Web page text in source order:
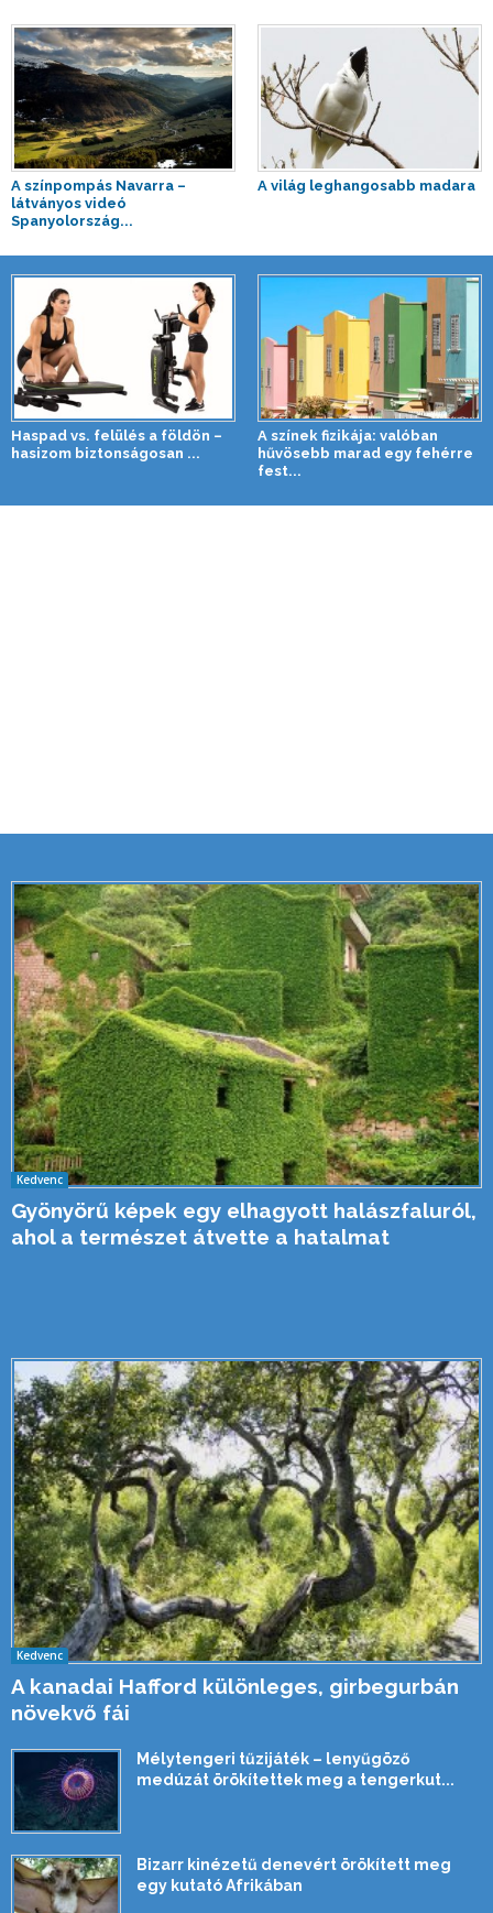
A színpompás Navarra –
látványos videó
Spanyolország...
A világ leghangosabb madara
Haspad vs. felülés a földön –
hasizom biztonságosan ...
A színek fizikája: valóban
hűvösebb marad egy fehérre
fest...
Kedvenc
Gyönyörű képek egy elhagyott halászfaluról,
ahol a természet átvette a hatalmat
Kedvenc
A kanadai Hafford különleges, girbegurbán
növekvő fái
Mélytengeri tűzijáték – lenyűgöző
medúzát örökítettek meg a tengerkut...
Bizarr kinézetű denevért örökített meg
egy kutató Afrikában